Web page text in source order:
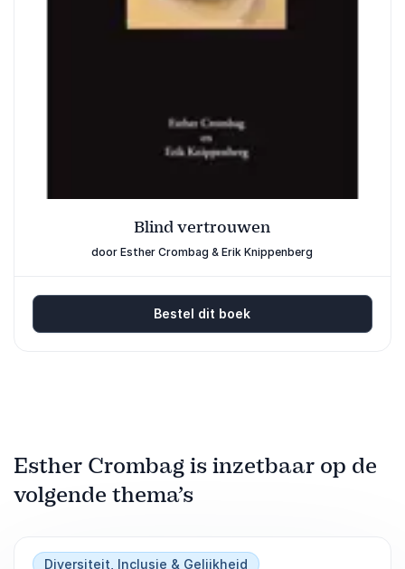
Blind vertrouwen
door Esther Crombag & Erik Knippenberg
Bestel dit boek
Esther Crombag is inzetbaar op de
volgende thema’s
Diversiteit, Inclusie & Gelijkheid